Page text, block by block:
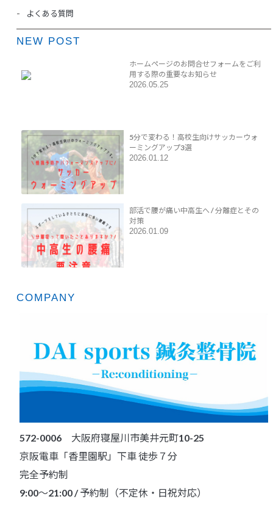
よくある質問
NEW POST
ホームページのお問合せフォームをご利
用する際の重要なお知らせ
2026.05.25
5分で変わる！高校生向けサッカーウォ
ーミングアップ3選
2026.01.12
部活で腰が痛い中高生へ / 分離症とその
対策
2026.01.09
COMPANY
572-0006 大阪府寝屋川市美井元町10-25
京阪電車「香里園駅」下車 徒歩７分
完全予約制
9:00～21:00 / 予約制（不定休・日祝対応）